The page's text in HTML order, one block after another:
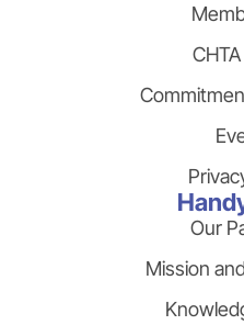
Our
Mission